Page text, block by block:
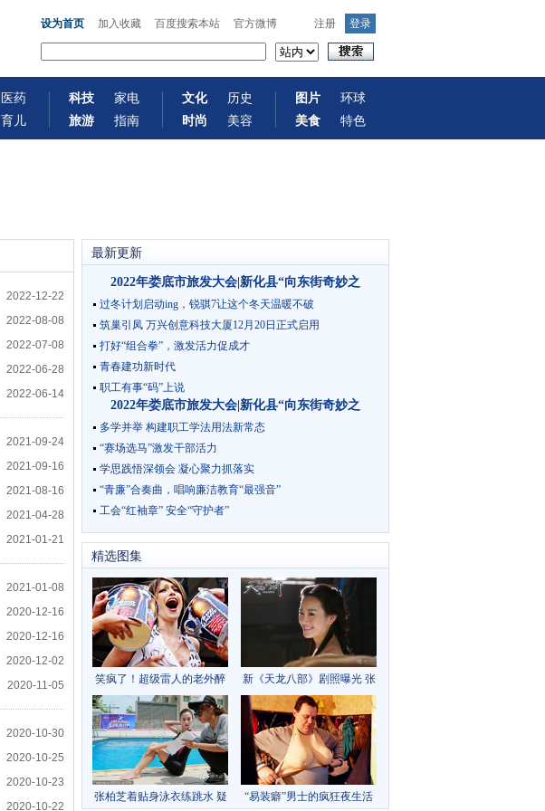
设为首页 加入收藏 百度搜索本站 官方微博 注册 登录
医药
育儿
科技
家电
旅游
指南
文化
历史
时尚
美容
图片
环球
美食
特色
2022-12-22
2022-08-08
2022-07-08
2022-06-28
2022-06-14
2021-09-24
2021-09-16
2021-08-16
2021-04-28
2021-01-21
2021-01-08
2020-12-16
2020-12-16
2020-12-02
2020-11-05
2020-10-30
2020-10-25
2020-10-23
2020-10-22
最新更新
2022年娄底市旅发大会|新化县“向东街奇妙之
过冬计划启动ing，锐骐7让这个冬天温暖不破
筑巢引凤 万兴创意科技大厦12月20日正式启用
打好“组合拳”，激发活力促成才
青春建功新时代
职工有事“码”上说
2022年娄底市旅发大会|新化县“向东街奇妙之
多学并举 构建职工学法用法新常态
“赛场选马”激发干部活力
学思践悟深领会 凝心聚力抓落实
“青廉”合奏曲，唱响廉洁教育“最强音”
工会“红袖章” 安全“守护者”
精选图集
笑疯了！超级雷人的老外醉
酒派队
新《天龙八部》剧照曝光 张
檬半裸金起范羞涩
张柏芝着贴身泳衣练跳水 疑
“易装癖”男士的疯狂夜生活